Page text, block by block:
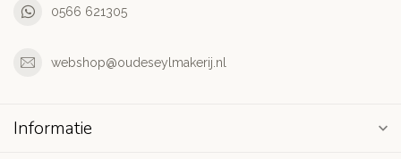
0566 621305
webshop@oudeseylmakerij.nl
Informatie